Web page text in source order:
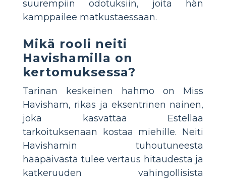
suurempiin odotuksiin, joita hän
kamppailee matkustaessaan.
Mikä rooli neiti
Havishamilla on
kertomuksessa?
Tarinan keskeinen hahmo on Miss
Havisham, rikas ja eksentrinen nainen,
joka kasvattaa Estellaa
tarkoituksenaan kostaa miehille. Neiti
Havishamin tuhoutuneesta
hääpäivästä tulee vertaus hitaudesta ja
katkeruuden vahingollisista